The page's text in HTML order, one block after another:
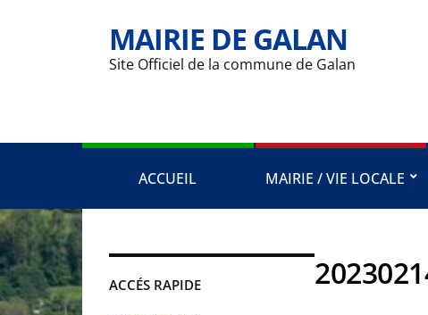
MAIRIE DE GALAN
Site Officiel de la commune de Galan
ACCUEIL MAIRIE / VIE LOCALE
ACCÉS RAPIDE